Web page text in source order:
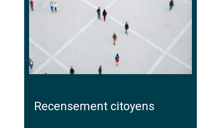
Recensement citoyens